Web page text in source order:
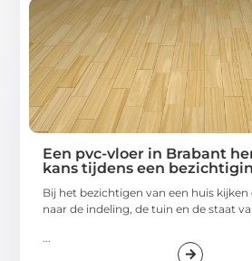
Een pvc-vloer in Brabant
kans tijdens een
Bij het bezichtigen van een huis
naar de indeling, de tuin en de staat